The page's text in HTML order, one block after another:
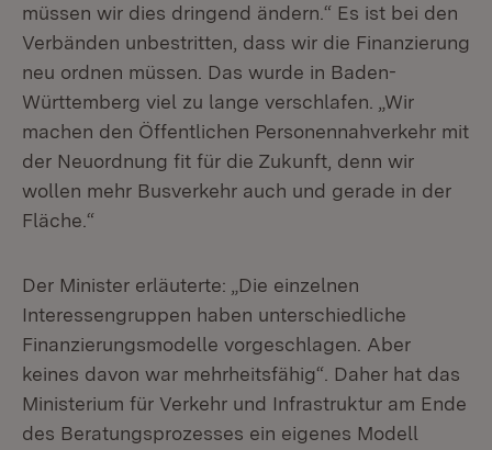
müssen wir dies dringend ändern.“ Es ist bei den
Verbänden unbestritten, dass wir die Finanzierung
neu ordnen müssen. Das wurde in Baden-
Württemberg viel zu lange verschlafen. „Wir
machen den Öffentlichen Personennahverkehr mit
der Neuordnung fit für die Zukunft, denn wir
wollen mehr Busverkehr auch und gerade in der
Fläche.“
Der Minister erläuterte: „Die einzelnen
Interessengruppen haben unterschiedliche
Finanzierungsmodelle vorgeschlagen. Aber
keines davon war mehrheitsfähig“. Daher hat das
Ministerium für Verkehr und Infrastruktur am Ende
des Beratungsprozesses ein eigenes Modell